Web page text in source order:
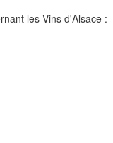
les Vins d'Alsace :